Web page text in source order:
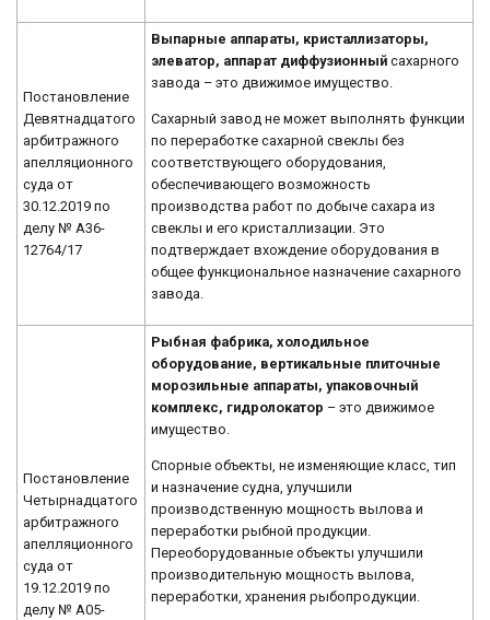
Постановление
Девятнадцатого
арбитражного
апелляционного
суда от
30.12.2019 по
делу № А36-
12764/17
Выпарные аппараты, кристаллизаторы,
элеватор, аппарат диффузионный сахарного
завода – это движимое имущество.
Сахарный завод не может выполнять функции
по переработке сахарной свеклы без
соответствующего оборудования,
обеспечивающего возможность
производства работ по добыче сахара из
свеклы и его кристаллизации. Это
подтверждает вхождение оборудования в
общее функциональное назначение сахарного
завода.
Постановление
Четырнадцатого
арбитражного
апелляционного
суда от
19.12.2019 по
делу № А05-
Рыбная фабрика, холодильное
оборудование, вертикальные плиточные
морозильные аппараты, упаковочный
комплекс, гидролокатор – это движимое
имущество.
Спорные объекты, не изменяющие класс, тип
и назначение судна, улучшили
производственную мощность вылова и
переработки рыбной продукции.
Переоборудованные объекты улучшили
производительную мощность вылова,
переработки, хранения рыбопродукции.